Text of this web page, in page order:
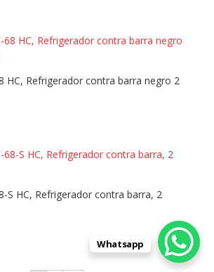
HC, Refrigerador contra barra negro 2
S HC, Refrigerador contra barra, 2
Whatsapp